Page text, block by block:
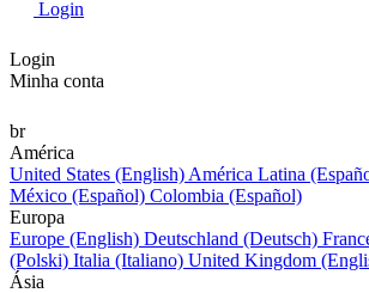
Login
Login
Minha conta
br
América
United States (English) América Latina
México (Español) Colombia (Español)
Europa
Europe (English) Deutschland (Deutsch)
(Polski) Italia (Italiano) United Kingdom
Ásia